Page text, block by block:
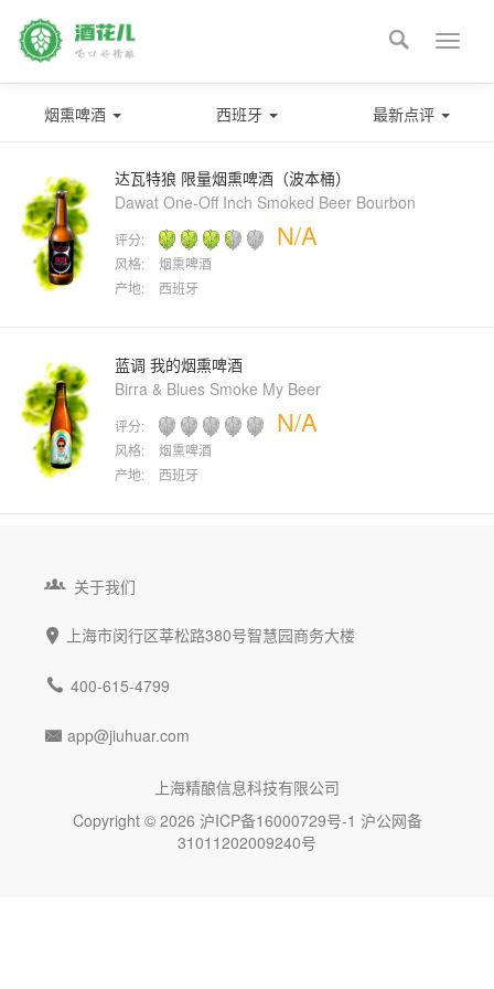
Toggle

烟熏啤酒 西班牙 最新点评
达瓦特狼 限量烟熏啤酒（波本桶）
Dawat One-Off Inch Smoked Beer Bourbon
评分: N/A
风格:
烟熏啤酒
产地:
西班牙
蓝调 我的烟熏啤酒
Birra & Blues Smoke My Beer
评分: N/A
风格:
烟熏啤酒
产地:
西班牙
 关于我们
 上海市闵行区莘松路380号智慧园商务大楼
 400-615-4799
 app@jiuhuar.com
上海精酿信息科技有限公司
Copyright © 2026 沪ICP备16000729号-1 沪公网备
31011202009240号